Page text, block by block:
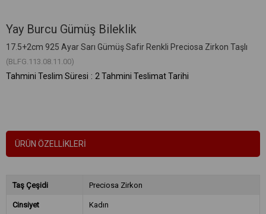
Yay Burcu Gümüş Bileklik
17.5+2cm 925 Ayar Sarı Gümüş Safir Renkli Preciosa Zirkon Taşlı
(BLFG.113.08.11.00)
Tahmini Teslim Süresi : 2 Tahmini Teslimat Tarihi
ÜRÜN ÖZELLIKLERI
Taş Çeşidi Preciosa Zirkon
Cinsiyet Kadın